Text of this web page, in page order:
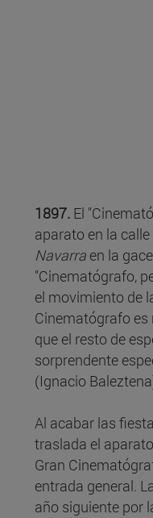
1897. El
aparato en la
Navarra en la
"Cinematógrafo,
el movimiento de
Cinematógrafo
que el resto de
sorprendente
(Ignacio
Al acabar las
traslada el
Gran
entrada general.
año siguiente por